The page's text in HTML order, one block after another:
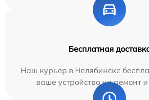
Бесплатная
Наш курьер в Челябинске
ваше устройство на ремонт